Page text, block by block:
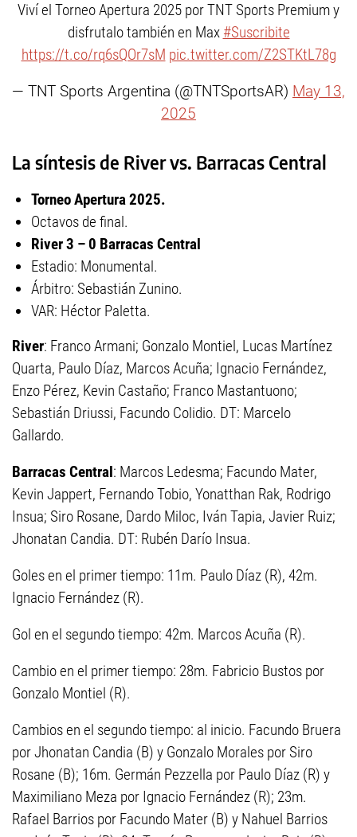
Viví el Torneo Apertura 2025 por TNT Sports Premium y
disfrutalo también en Max #Suscribite
https://t.co/rq6sQOr7sM pic.twitter.com/Z2STKtL78g
— TNT Sports Argentina (@TNTSportsAR) May 13,
2025
La síntesis de River vs. Barracas Central
Torneo Apertura 2025.
Octavos de final.
River 3 – 0 Barracas Central
Estadio: Monumental.
Árbitro: Sebastián Zunino.
VAR: Héctor Paletta.
River: Franco Armani; Gonzalo Montiel, Lucas Martínez
Quarta, Paulo Díaz, Marcos Acuña; Ignacio Fernández,
Enzo Pérez, Kevin Castaño; Franco Mastantuono;
Sebastián Driussi, Facundo Colidio. DT: Marcelo
Gallardo.
Barracas Central: Marcos Ledesma; Facundo Mater,
Kevin Jappert, Fernando Tobio, Yonatthan Rak, Rodrigo
Insua; Siro Rosane, Dardo Miloc, Iván Tapia, Javier Ruiz;
Jhonatan Candia. DT: Rubén Darío Insua.
Goles en el primer tiempo: 11m. Paulo Díaz (R), 42m.
Ignacio Fernández (R).
Gol en el segundo tiempo: 42m. Marcos Acuña (R).
Cambio en el primer tiempo: 28m. Fabricio Bustos por
Gonzalo Montiel (R).
Cambios en el segundo tiempo: al inicio. Facundo Bruera
por Jhonatan Candia (B) y Gonzalo Morales por Siro
Rosane (B); 16m. Germán Pezzella por Paulo Díaz (R) y
Maximiliano Meza por Ignacio Fernández (R); 23m.
Rafael Barrios por Facundo Mater (B) y Nahuel Barrios